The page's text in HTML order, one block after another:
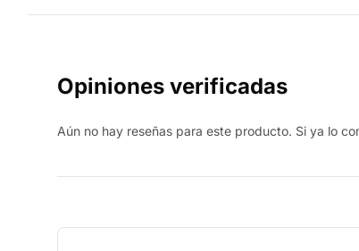
Opiniones verificadas
Aún no hay reseñas para este producto. Si ya lo